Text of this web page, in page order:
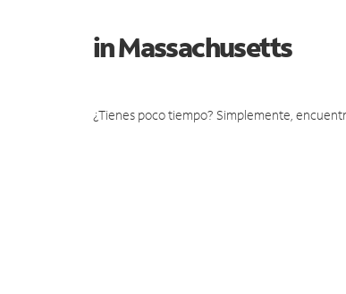
in Massachusetts
¿Tienes poco tiempo? Simplemente,